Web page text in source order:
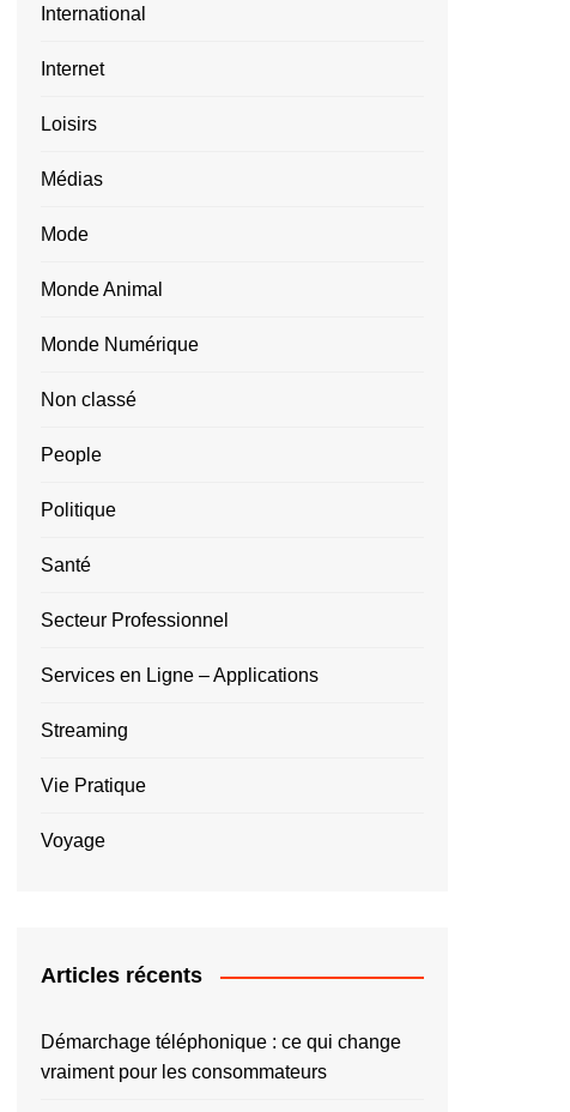
International
Internet
Loisirs
Médias
Mode
Monde Animal
Monde Numérique
Non classé
People
Politique
Santé
Secteur Professionnel
Services en Ligne – Applications
Streaming
Vie Pratique
Voyage
Articles récents
Démarchage téléphonique : ce qui change
vraiment pour les consommateurs